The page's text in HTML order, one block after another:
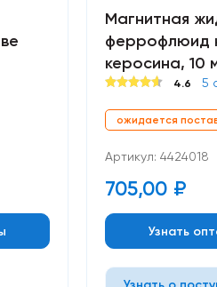
Магнитная
феррофлюид
керосина, 10
4.6 5
ожидается
Артикул: 4424018
705,00 ₽
Узнать